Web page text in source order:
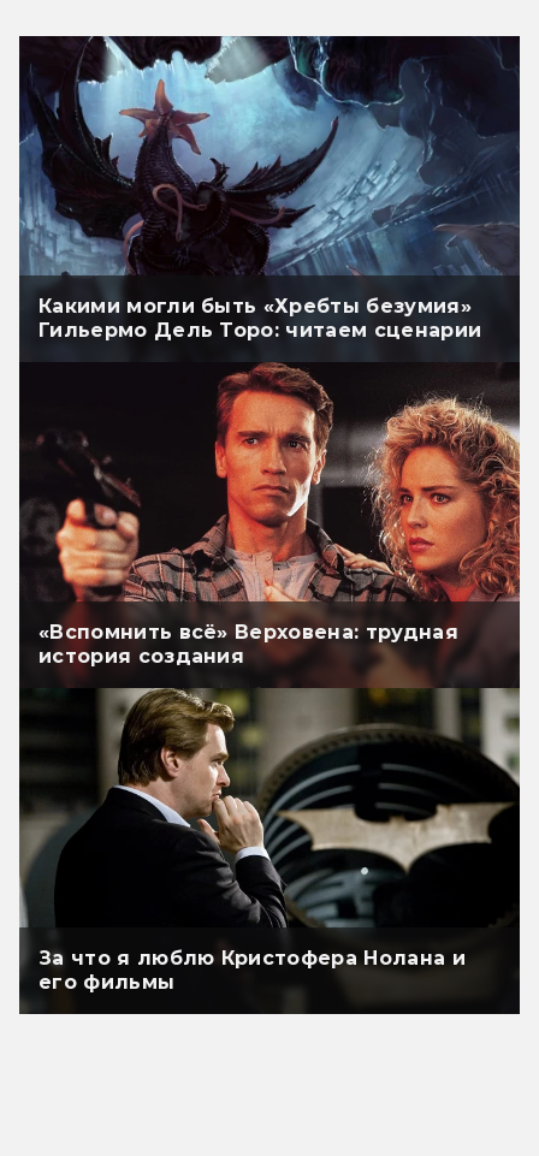
Какими могли быть «Хребты безумия»
Гильермо Дель Торо: читаем сценарии
«Вспомнить всё» Верховена: трудная
история создания
За что я люблю Кристофера Нолана и
его фильмы